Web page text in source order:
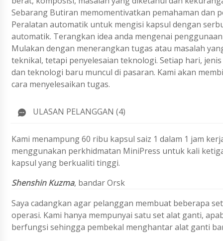
Sebarang Butiran memomentivatkan pemahaman dan
Peralatan automatik untuk mengisi kapsul dengan
automatik. Terangkan idea anda mengenai
Mulakan dengan menerangkan tugas atau masalah
teknikal, tetapi penyelesaian teknologi. Setiap hari,
dan teknologi baru muncul di pasaran. Kami akan
cara menyelesaikan tugas.
ULASAN PELANGGAN (4)
Kami menampung 60 ribu kapsul saiz 1 dalam 1 jam
menggunakan perkhidmatan MiniPress untuk kali
kapsul yang berkualiti tinggi.
Shenshin Kuzma, bandar Orsk
Saya cadangkan agar pelanggan membuat beberapa
operasi. Kami hanya mempunyai satu set alat ganti,
berfungsi sehingga pembekal menghantar alat ganti